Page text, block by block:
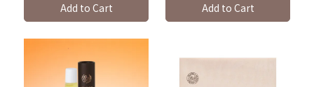
Add to Cart Add to Cart